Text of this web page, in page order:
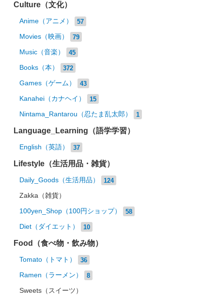
Culture（文化）
Anime（アニメ） 57
Movies（映画） 79
Music（音楽） 45
Books（本） 372
Games（ゲーム） 43
Kanahei（カナヘイ） 15
Nintama_Rantarou（忍たま乱太郎） 1
Language_Learning（語学学習）
English（英語） 37
Lifestyle（生活用品・雑貨）
Daily_Goods（生活用品） 124
Zakka（雑貨）
100yen_Shop（100円ショップ） 58
Diet（ダイエット） 10
Food（食べ物・飲み物）
Tomato（トマト） 36
Ramen（ラーメン） 8
Sweets（スイーツ）